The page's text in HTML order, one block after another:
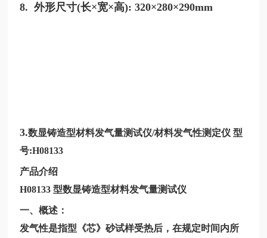
8. 外形尺寸(长×宽×高): 320×280×290mm
3.数显铸造型材料发气量测试仪/材料发气性测定仪 型
号:H08133
产品介绍
H08133 型数显铸造型材料发气量测试仪
一、概述：
发气性是指型《芯》砂试样受热后，在规定时间内所